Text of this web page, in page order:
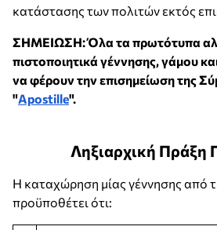
κατάστασης των πολιτών εκτός
ΣΗΜΕΙΩΣΗ: Όλα τα πρωτότυπα
πιστοποιητικά γέννησης, γάμου
να φέρουν την επισημείωση της
"Apostille".
Ληξιαρχική Πράξη
Η καταχώρηση μίας γέννησης από
προϋποθέτει ότι: